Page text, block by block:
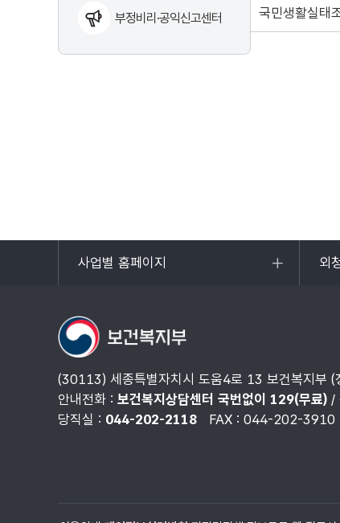
부정비리·공익신고센터 국민생활실태
사업별 홈페이지
목록
외
목
(30113) 세종특별자치시 도움4로 13 보건복지부 (
안내전화 : 보건복지상담센터 국번없이 129(무료) /
당직실 : 044-202-2118 FAX : 044-202-3910